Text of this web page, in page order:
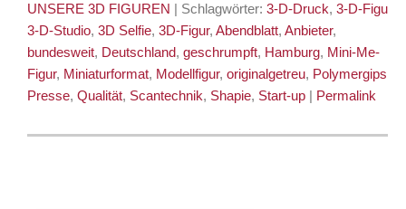
UNSERE 3D FIGUREN | Schlagwörter:3-D-Druck,3-D-Figur
3-D-Studio,3D Selfie,3D-Figur,Abendblatt,Anbieter,
bundesweit, Deutschland,geschrumpft, Hamburg, Mini-Me-
Figur, Miniaturformat, Modellfigur,originalgetreu, Polymergips
Presse,Qualität, Scantechnik, Shapie, Start-up | Permalink